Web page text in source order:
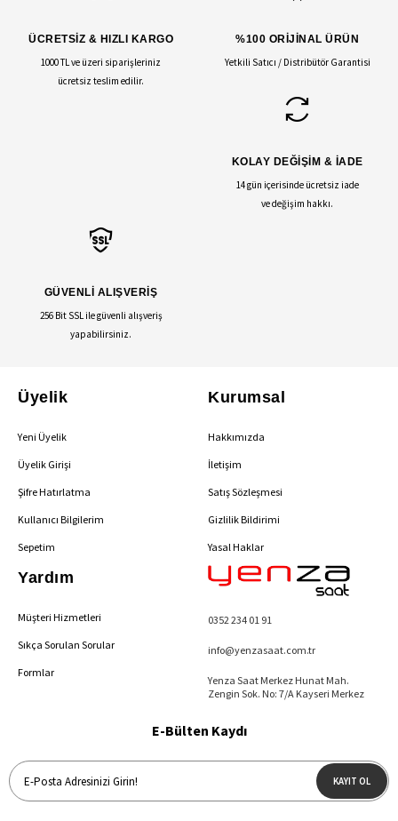
ÜCRETSİZ & HIZLI KARGO
1000 TL ve üzeri siparişleriniz
ücretsiz teslim edilir.
%100 ORİJİNAL ÜRÜN
Yetkili Satıcı / Distribütör Garantisi
KOLAY DEĞİŞİM & İADE
14 gün içerisinde ücretsiz iade
ve değişim hakkı.
GÜVENLİ ALIŞVERİŞ
256 Bit SSL ile güvenli alışveriş
yapabilirsiniz.
Üyelik
Yeni Üyelik
Üyelik Girişi
Şifre Hatırlatma
Kullanıcı Bilgilerim
Sepetim
Kurumsal
Hakkımızda
İletişim
Satış Sözleşmesi
Gizlilik Bildirimi
Yasal Haklar
Yardım
Müşteri Hizmetleri
Sıkça Sorulan Sorular
Formlar
0352 234 01 91
info@yenzasaat.com.tr
Yenza Saat Merkez Hunat Mah.
Zengin Sok. No: 7/A Kayseri Merkez
E-Bülten Kaydı
KAYIT OL